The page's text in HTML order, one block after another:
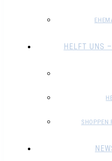
HELFT UNS
SHOPPEN